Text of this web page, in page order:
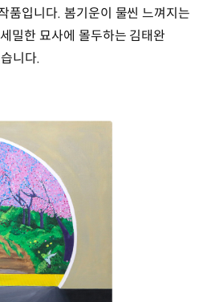
품입니다. 봄기운이 물씬 느껴지는
밀한 묘사에 몰두하는 김태완
니다.